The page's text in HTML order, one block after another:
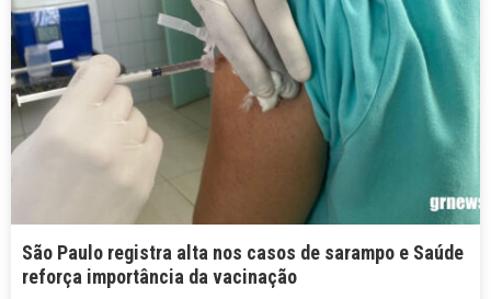
São Paulo registra alta nos casos de sarampo e Saúde
reforça importância da vacinação